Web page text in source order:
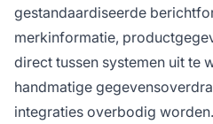
gestandaardiseerde
merkinformatie,
direct tussen systemen uit te
handmatige
integraties overbodig worden.